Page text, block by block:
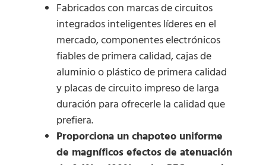
Fabricados con marcas de circuitos
integrados inteligentes líderes en el
mercado, componentes electrónicos
fiables de primera calidad, cajas de
aluminio o plástico de primera calidad
y placas de circuito impreso de larga
duración para ofrecerle la calidad que
prefiera.
Proporciona un chapoteo uniforme
de magníficos efectos de atenuación